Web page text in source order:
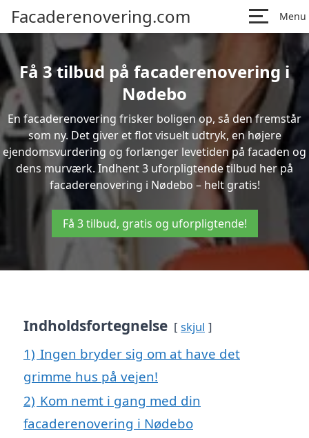
Facaderenovering.com Menu
Få 3 tilbud på facaderenovering i
Nødebo
En facaderenovering frisker boligen op, så den fremstår
som ny. Det giver et flot visuelt udtryk, en højere
ejendomsvurdering og forlænger levetiden på facaden og
dens murværk. Indhent 3 uforpligtende tilbud her på
facaderenovering i Nødebo – helt gratis!
Få 3 tilbud, gratis og uforpligtende!
Indholdsfortegnelse skjul
1) Ingen bryder sig om at have det
grimme hus på vejen!
2) Kom nemt i gang med din
facaderenovering i Nødebo